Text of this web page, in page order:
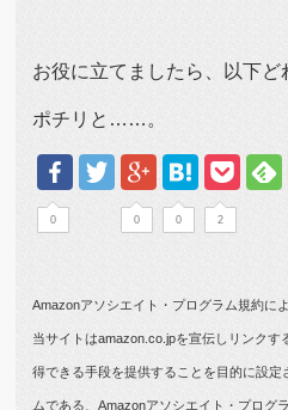
お役に立てましたら、以下ど
ポチリと……。
0 0 0 2
Amazonアソシエイト・プログラム規約に
当サイトはamazon.co.jpを宣伝しリンク
得できる手段を提供することを目的に設定
ムである、Amazonアソシエイト・プログ